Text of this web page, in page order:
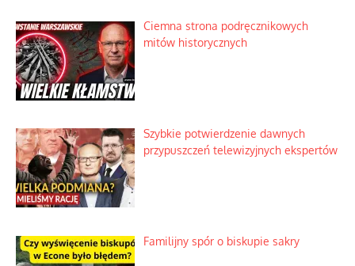
Ciemna strona podręcznikowych
mitów historycznych
Szybkie potwierdzenie dawnych
przypuszczeń telewizyjnych ekspertów
Familijny spór o biskupie sakry